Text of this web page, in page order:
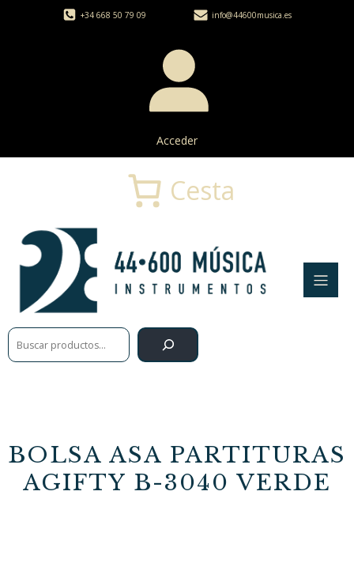
+34 668 50 79 09 info@44600musica.es
Acceder
Buscar
Cesta
BOLSA ASA PARTITURAS
AGIFTY B-3040 VERDE